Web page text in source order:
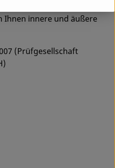
Ihnen innere und äußere
(Prüfgesellschaft